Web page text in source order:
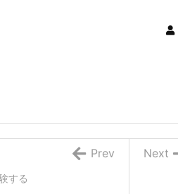
Next
する
Prev